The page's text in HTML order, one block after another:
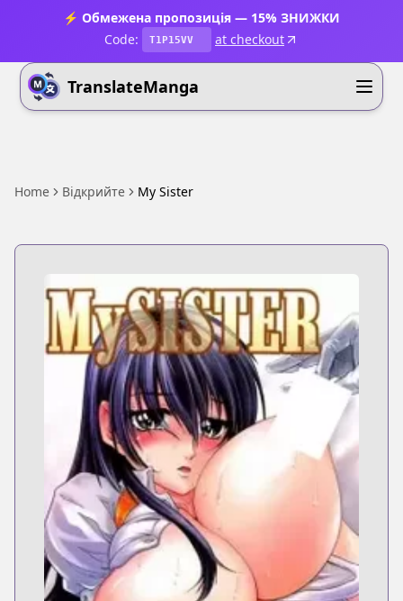
⚡ Обмежена пропозиція — 15% ЗНИЖКИ
Code:
T1P15VV at checkout
TranslateManga
Home Відкрийте My Sister